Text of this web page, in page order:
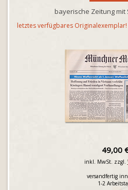
bayerische Zeitung mit
letztes verfügbares Originalexemplar!
49,00
inkl. MwSt. zzgl.
versandfertig
1-2